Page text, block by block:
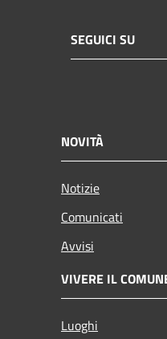
SEGUICI SU
NOVITÀ
Notizie
Comunicati
Avvisi
VIVERE IL
Luoghi